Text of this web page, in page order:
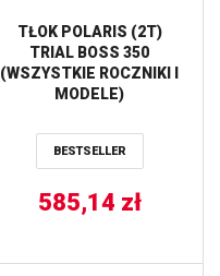
TŁOK POLARIS (2T)
TRIAL BOSS 350
(WSZYSTKIE ROCZNIKI I
MODELE)
WOSSNER
BESTSELLER
585,14 zł